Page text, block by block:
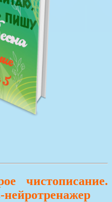
чистописание.
нейротренажер